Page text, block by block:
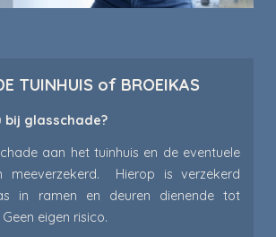
TUINHUIS of BROEIKAS
bij glasschade?
aan het tuinhuis en de eventuele
meeverzekerd. Hierop is verzekerd
in ramen en deuren dienende tot
eigen risico.